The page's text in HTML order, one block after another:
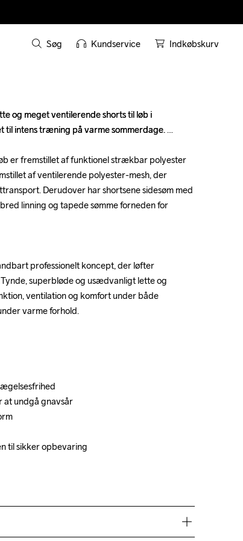
Søg Kundservice Indkøbskurv
og meget ventilerende shorts til løb i
til intens træning på varme sommerdage.
er fremstillet af funktionel strækbar polyester
af ventilerende polyester-mesh, der
Derudover har shortsene sidesøm med
linning og tapede sømme forneden for
professionelt koncept, der løfter
superbløde og usædvanligt lette og
ventilation og komfort under både
varme forhold.
at undgå gnavsår
til sikker opbevaring
og meget ventilerende shorts til løb i
til intens træning på varme sommerdage.
er fremstillet af funktionel strækbar polyester
af ventilerende polyester-mesh, der
Derudover har shortsene sidesøm med
linning og tapede sømme forneden for
professionelt koncept, der løfter
superbløde og usædvanligt lette og
ventilation og komfort under både
varme forhold.
at undgå gnavsår
til sikker opbevaring